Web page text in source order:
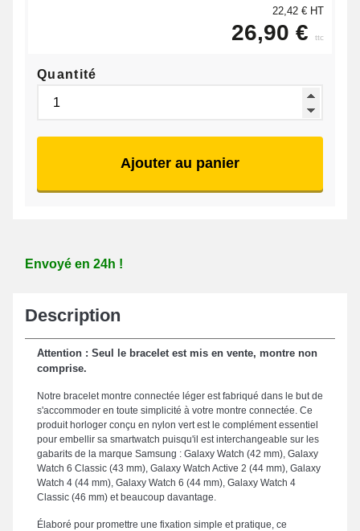
22,42 € HT
26,90 € ttc
Quantité
Ajouter au panier
Envoyé en 24h !
Description
Attention : Seul le bracelet est mis en vente, montre non
comprise.
Notre bracelet montre connectée léger est fabriqué dans le but de
s'accommoder en toute simplicité à votre montre connectée. Ce
produit horloger conçu en nylon vert est le complément essentiel
pour embellir sa smartwatch puisqu'il est interchangeable sur les
gabarits de la marque Samsung : Galaxy Watch (42 mm), Galaxy
Watch 6 Classic (43 mm), Galaxy Watch Active 2 (44 mm), Galaxy
Watch 4 (44 mm), Galaxy Watch 6 (44 mm), Galaxy Watch 4
Classic (46 mm) et beaucoup davantage.
Élaboré pour promettre une fixation simple et pratique, ce